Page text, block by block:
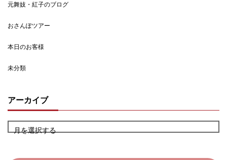
元舞妓・紅子のブログ
おさんぽツアー
本日のお客様
未分類
アーカイブ
月を選択する